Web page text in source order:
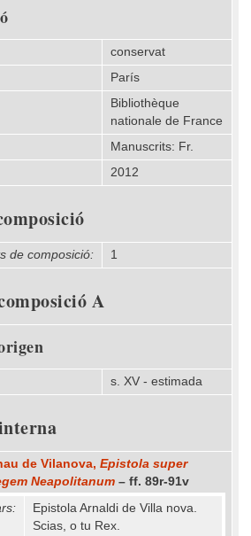
conservat
París
Bibliothèque
nationale de France
Manuscrits: Fr.
2012
de composició: 1
A
s. XV - estimada
de Vilanova, Epistola super
Neapolitanum – ff. 89r-91v
Epistola Arnaldi de Villa nova.
Scias, o tu Rex.